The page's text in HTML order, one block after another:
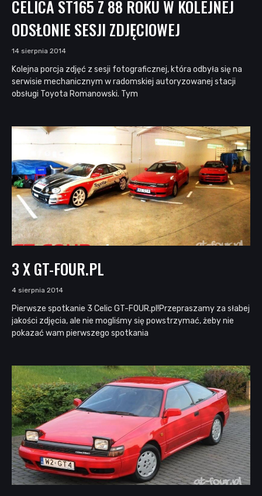
CELICA ST165 Z 88 ROKU W KOLEJNEJ
ODSŁONIE SESJI ZDJĘCIOWEJ
14 sierpnia 2014
Kolejna porcja zdjęć z sesji fotograficznej, która odbyła się na
serwisie mechanicznym w radomskiej autoryzowanej stacji
obsługi Toyota Romanowski. Tym
3 X GT-FOUR.PL
4 sierpnia 2014
Pierwsze spotkanie 3 Celic GT-FOUR.pl!Przepraszamy za słabej
jakości zdjęcia, ale nie mogliśmy się powstrzymać, żeby nie
pokazać wam pierwszego spotkania